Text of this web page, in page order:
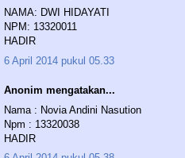
NAMA: DWI HIDAYATI
NPM: 13320011
HADIR
6 April 2014 pukul 05.33
Anonim mengatakan...
Nama : Novia Andini Nasution
Npm : 13320038
HADIR